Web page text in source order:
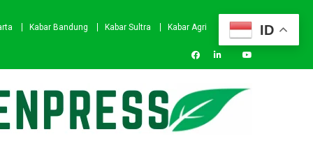
Kabar Bandung Kabar Sultra Kabar Agri ID